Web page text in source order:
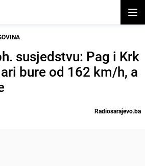
susjedstvu: Pag i Krk
bure od 162 km/h, a
Radiosarajevo.ba